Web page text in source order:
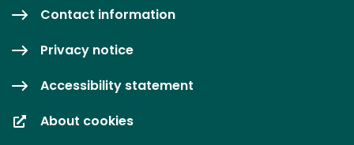
Contact information
Privacy notice
Accessibility statement
About cookies